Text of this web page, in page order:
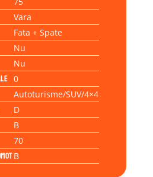
Vara
Fata + Spate
Nu
Nu
0
Autoturisme/SUV/4×4
D
B
70
B